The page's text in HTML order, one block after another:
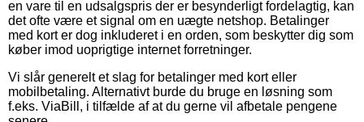
en vare til en udsalgspris der er besynderligt fordelagtig, kan
det ofte være et signal om en uægte netshop. Betalinger
med kort er dog inkluderet i en orden, som beskytter dig som
køber imod uoprigtige internet forretninger.
Vi slår generelt et slag for betalinger med kort eller
mobilbetaling. Alternativt burde du bruge en løsning som
f.eks. ViaBill, i tilfælde af at du gerne vil afbetale pengene